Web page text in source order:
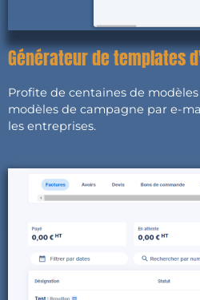
Générateur de templates
Profite de centaines de
modèles de campagne par e-
les entreprises.